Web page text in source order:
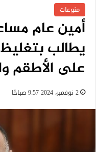
منوعات
أمين عام
يطالب
على الأطقم
2 نوفمبر، 2024 9:57 صباحًا